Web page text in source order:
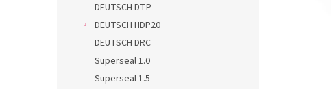
DEUTSCH DTP
DEUTSCH HDP20
DEUTSCH DRC
Superseal 1.0
Superseal 1.5